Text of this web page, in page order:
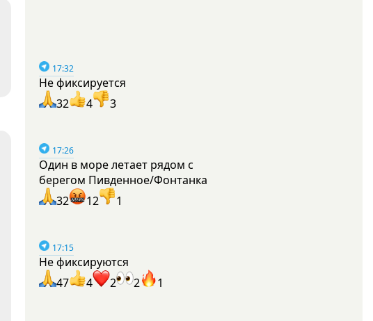
17:32
Не фиксируется
32
4 3
17:26
Один в море летает рядом с
берегом Пивденное/Фонтанка
32
12 1
17:15
Не фиксируются
47
4 2 2 1